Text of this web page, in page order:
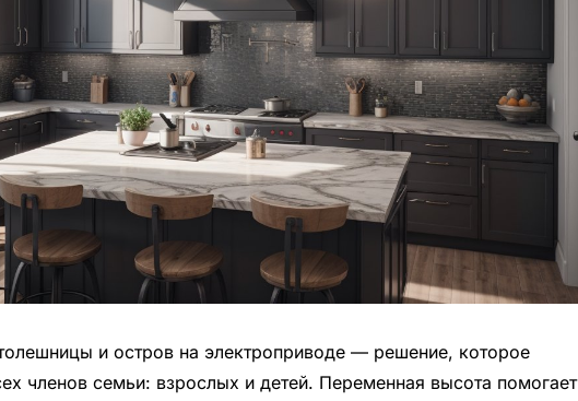
и остров на электроприводе — решение, которое
членов семьи: взрослых и детей. Переменная высота помогает